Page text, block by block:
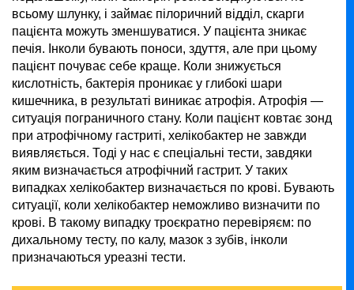
всьому шлунку, і займає пілоричний відділ, скарги
пацієнта можуть зменшуватися. У пацієнта зникає
печія. Інколи бувають поноси, здуття, але при цьому
пацієнт почуває себе краще. Коли знижується
кислотність, бактерія проникає у глибокі шари
кишечника, в результаті виникає атрофія. Атрофія —
ситуація пограничного стану. Коли пацієнт ковтає зонд
при атрофічному гастриті, хелікобактер не завжди
виявляється. Тоді у нас є спеціальні тести, завдяки
яким визначається атрофічний гастрит. У таких
випадках хелікобактер визначається по крові. Бувають
ситуації, коли хелікобактер неможливо визначити по
крові. В такому випадку троєкратно перевіряєм: по
дихальному тесту, по калу, мазок з зубів, інколи
призначаються уреазні тести.